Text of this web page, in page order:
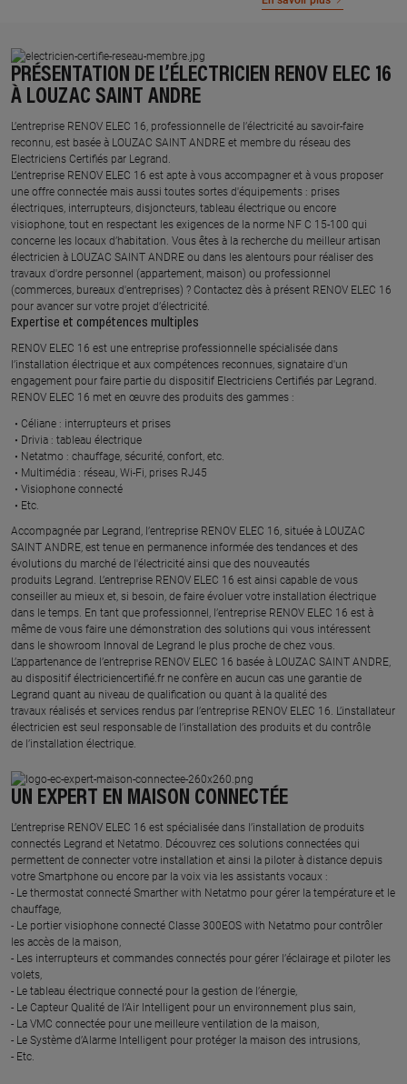
PRÉSENTATION DE L’ÉLECTRICIEN RENOV ELEC 16
À LOUZAC SAINT ANDRE
L’entreprise RENOV ELEC 16, professionnelle de l’électricité au savoir-faire
reconnu, est basée à LOUZAC SAINT ANDRE et membre du réseau des
Electriciens Certifiés par Legrand.​
L’entreprise RENOV ELEC 16 est apte à vous accompagner et à vous proposer
une offre connectée mais aussi toutes sortes d'équipements : prises
électriques, interrupteurs, disjoncteurs, tableau électrique ou encore
visiophone, tout en respectant les exigences de la norme NF C 15-100 qui
concerne les locaux d’habitation. Vous êtes à la recherche du meilleur artisan
électricien à LOUZAC SAINT ANDRE ou dans les alentours pour réaliser des
travaux d'ordre personnel (appartement, maison) ou professionnel
(commerces, bureaux d'entreprises) ? Contactez dès à présent RENOV ELEC 16
pour avancer sur votre projet d’électricité.
Expertise et compétences multiples​
​RENOV ELEC 16 est une entreprise professionnelle spécialisée dans
l’installation électrique et aux compétences reconnues, ​signataire d'un
engagement pour faire partie du dispositif Electriciens Certifiés par Legrand​.
RENOV ELEC 16 met en œuvre des produits des gammes : ​
Céliane : interrupteurs et prises ​
Drivia : tableau électrique ​
Netatmo : chauffage, sécurité, confort, etc.​
Multimédia : réseau, Wi-Fi, prises RJ45​
Visiophone connecté​
Etc.​
​Accompagnée par Legrand, l’entreprise RENOV ELEC 16, située à LOUZAC
SAINT ANDRE, est tenue en permanence informée des tendances et des
évolutions du marché de l'électricité ainsi que des nouveautés
produits Legrand. L’entreprise RENOV ELEC 16 est ainsi capable de vous
conseiller au mieux et, si besoin, de faire évoluer votre installation électrique
dans le temps. En tant que professionnel, l’entreprise RENOV ELEC 16 est à
même de vous faire une démonstration des solutions qui vous intéressent
dans le showroom Innoval de Legrand le plus proche de chez vous.​
L’appartenance de l’entreprise RENOV ELEC 16 basée à LOUZAC SAINT ANDRE,
au dispositif électriciencertifié.fr ne confère en aucun cas une garantie de
Legrand quant au niveau de qualification ou quant à la qualité des
travaux réalisés et services rendus par l’entreprise RENOV ELEC 16. L’installateur
électricien est seul responsable de l’installation des produits et du contrôle
de l’installation électrique.
UN EXPERT EN MAISON CONNECTÉE
L’entreprise RENOV ELEC 16 est spécialisée dans l’installation de produits
connectés Legrand et Netatmo. Découvrez ces solutions connectées qui
permettent de connecter votre installation et ainsi la piloter à distance depuis
votre Smartphone ou encore par la voix via les assistants vocaux :
- Le thermostat connecté Smarther with Netatmo pour gérer la température et le
chauffage,
- Le portier visiophone connecté Classe 300EOS with Netatmo pour contrôler
les accès de la maison,
- Les interrupteurs et commandes connectés pour gérer l’éclairage et piloter les
volets,
- Le tableau électrique connecté pour la gestion de l’énergie,
- Le Capteur Qualité de l’Air Intelligent pour un environnement plus sain,
- La VMC connectée pour une meilleure ventilation de la maison,
- Le Système d’Alarme Intelligent pour protéger la maison des intrusions,
- Etc.